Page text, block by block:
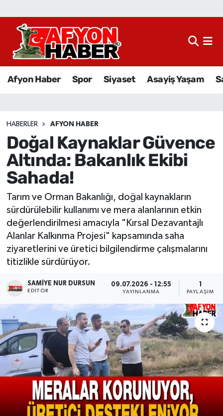
Afyon Haber Spor Siyaset Asayiş Yaşam
HABERLER AFYON HABER
Doğal Kaynaklar Güvence
Altında: Bakanlık Ekibi
Sahada!
Tarım ve Orman Bakanlığı, doğal kaynakların
sürdürülebilir kullanımı ve mera alanlarının etkin
değerlendirilmesi amacıyla "Kırsal Dezavantajlı
Alanlar Kalkınma Projesi" kapsamında saha
ziyaretlerini ve üretici bilgilendirme çalışmalarını
titizlikle sürdürüyor.
SAMIYE NUR DURSUN
EDITÖR
09.07.2026 - 12:55
YAYINLANMA PAYLAŞIM
Afyon Haber
Sağlık
Eğitim
Ekonomi
Magazin
Etkinlikler